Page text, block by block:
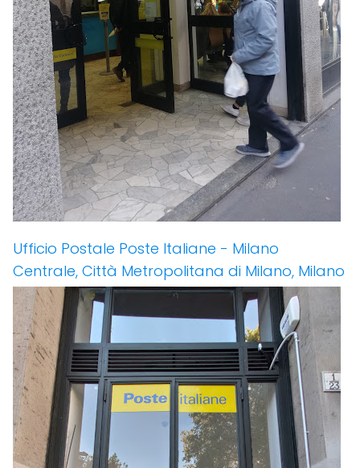
Ufficio Postale Poste Italiane - Milano
Centrale, Città Metropolitana di Milano, Milano